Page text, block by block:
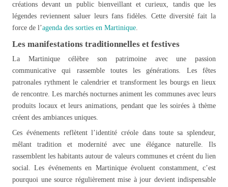
créations devant un public bienveillant et curieux, tandis que les
légendes reviennent saluer leurs fans fidèles. Cette diversité fait la
force de l’agenda des sorties en Martinique
Les manifestations traditionnelles et festives
La Martinique célèbre son patrimoine avec une passion
communicative qui rassemble toutes les générations. Les fêtes
patronales rythment le calendrier et transforment les bourgs en lieux
de rencontre. Les marchés nocturnes animent les communes avec leurs
produits locaux et leurs animations, pendant que les soirées à thème
créent des ambiances uniques.
Ces événements reflètent l’identité créole dans toute sa splendeur,
mêlant tradition et modernité avec une élégance naturelle. Ils
rassemblent les habitants autour de valeurs communes et créent du lien
social. Les événements en Martinique évoluent constamment, c’est
pourquoi une source régulièrement mise à jour devient indispensable